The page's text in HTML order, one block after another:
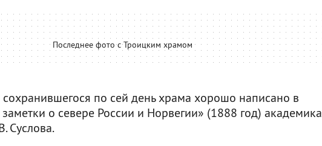
Последнее фото с Троицким храмом
сохранившегося по сей день храма хорошо написано в
о севере России и Норвегии» (1888 год) академика
Суслова.